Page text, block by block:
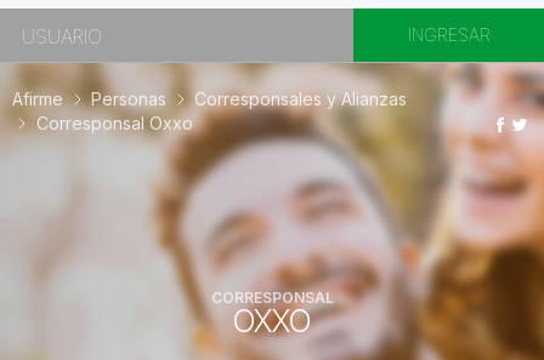
Afirme Personas
Corresponsales y Alianzas
Corresponsal Oxxo
CORRESPONSAL
OXXO